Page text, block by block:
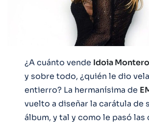
¿A cuánto vende Idoia Montero
y sobre todo, ¿quién le dio
entierro? La hermanísima de
vuelto a diseñar la carátula de
álbum, y tal y como le pasó las